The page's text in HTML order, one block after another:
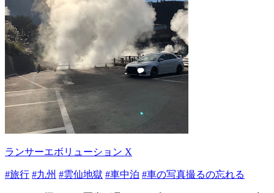
ランサーエボリューション X
#旅行 #九州 #雲仙地獄 #車中泊 #車の写真撮るの忘れる